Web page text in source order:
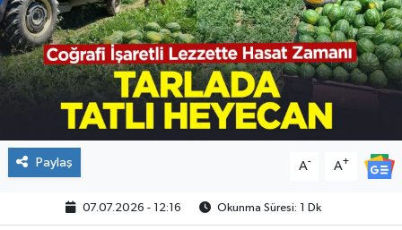
Paylaş A- A+
07.07.2026 - 12:16 Okunma Süresi: 1 Dk